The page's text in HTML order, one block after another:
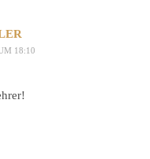
18:10